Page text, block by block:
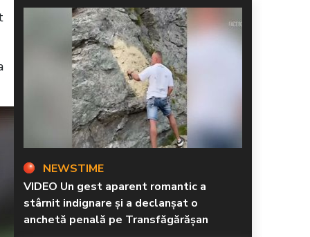
NEWSTIME
VIDEO Un gest aparent romantic a
stârnit indignare și a declanșat o
anchetă penală pe Transfăgărășan